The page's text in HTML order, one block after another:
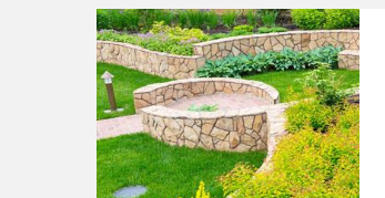
Hoerter Joseph Elagage 58
Artisan